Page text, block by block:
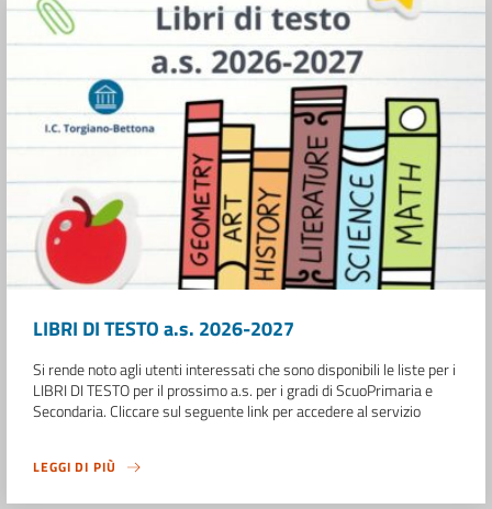
LIBRI DI TESTO a.s. 2026-2027
Si rende noto agli utenti interessati che sono disponibili le liste per i
LIBRI DI TESTO per il prossimo a.s. per i gradi di ScuoPrimaria e
Secondaria. Cliccare sul seguente link per accedere al servizio
LEGGI DI PIÙ